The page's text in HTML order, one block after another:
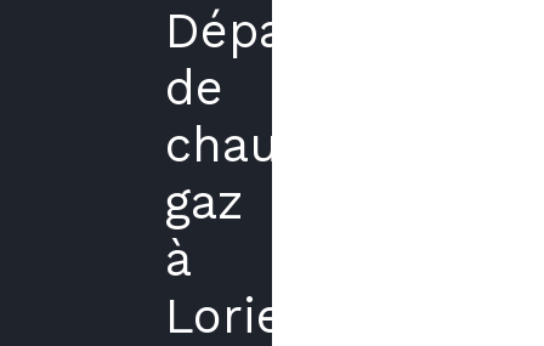
Dépannage
de
chaudières
gaz
à
Lorient